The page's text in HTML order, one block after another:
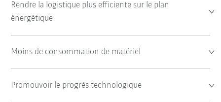
Rendre la logistique plus efficiente sur le plan
énergétique
Moins de consommation de matériel
Promouvoir le progrès technologique